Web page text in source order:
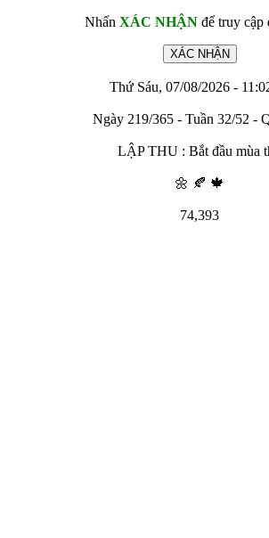
Nhấn XÁC NHẬNđể truy cập
Thứ Sáu, 07/08/2026 -
Ngày 219/365 - Tuần 32/52 -
LẬP THU : Bắt đầu mùa
🌼 🍂 🍁
74,393